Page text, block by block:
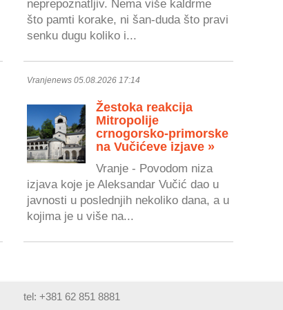
neprepoznatljiv. Nema više kaldrme
što pamti korake, ni šan-duda što pravi
senku dugu koliko i...
Vranjenews 05.08.2026 17:14
Žestoka reakcija
Mitropolije
crnogorsko-primorske
na Vučićeve izjave »
Vranje - Povodom niza
izjava koje je Aleksandar Vučić dao u
javnosti u poslednjih nekoliko dana, a u
kojima je u više na...
tel: +381 62 851 8881